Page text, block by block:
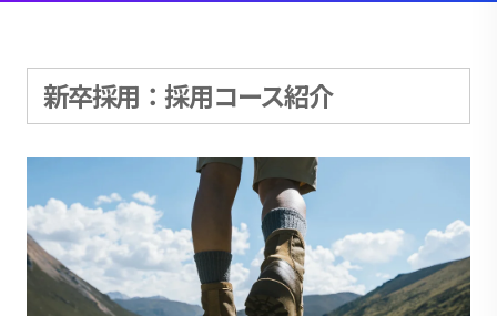
新卒採用：採用コース紹介